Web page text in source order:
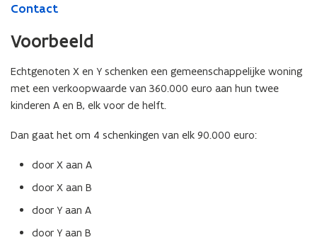
Contact
Voorbeeld
Echtgenoten X en Y schenken een gemeenschappelijke woning
met een verkoopwaarde van 360.000 euro aan hun twee
kinderen A en B, elk voor de helft.
Dan gaat het om 4 schenkingen van elk 90.000 euro:
door X aan A
door X aan B
door Y aan A
door Y aan B